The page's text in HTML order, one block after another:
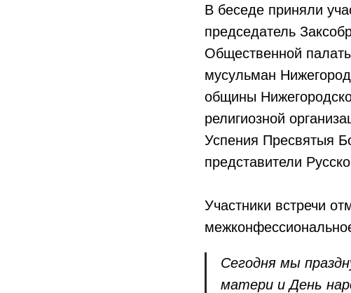
В беседе приняли
председатель
Общественной
мусульман
общины
религиозной
Успения Пресвятыя
представители
Участники встречи
Сегодня мы
матери и День